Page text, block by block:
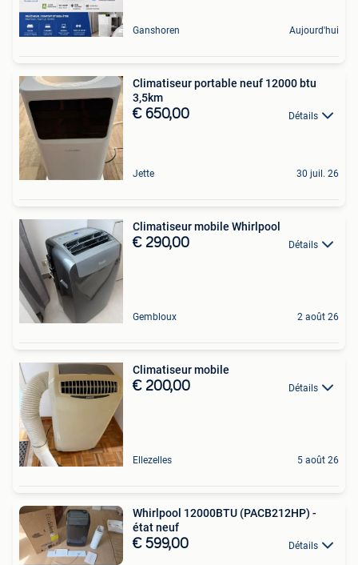
Ganshoren Aujourd'hui
Climatiseur portable neuf 12000 btu
3,5km
€ 650,00 Détails
Jette 30 juil. 26
Climatiseur mobile Whirlpool
€ 290,00 Détails
Gembloux 2 août 26
Climatiseur mobile
€ 200,00 Détails
Ellezelles 5 août 26
Whirlpool 12000BTU (PACB212HP) -
état neuf
€ 599,00 Détails